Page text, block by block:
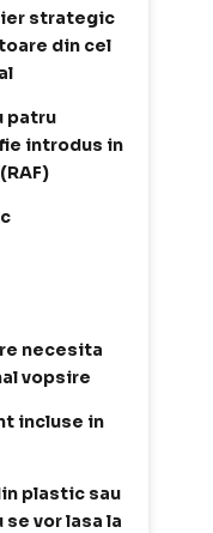
strategic
din cel
patru
introdus in
necesita
vopsire
incluse in
plastic sau
vor lasa la